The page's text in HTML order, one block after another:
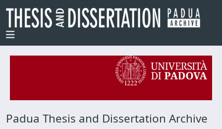
Padua Thesis and Dissertation Archive